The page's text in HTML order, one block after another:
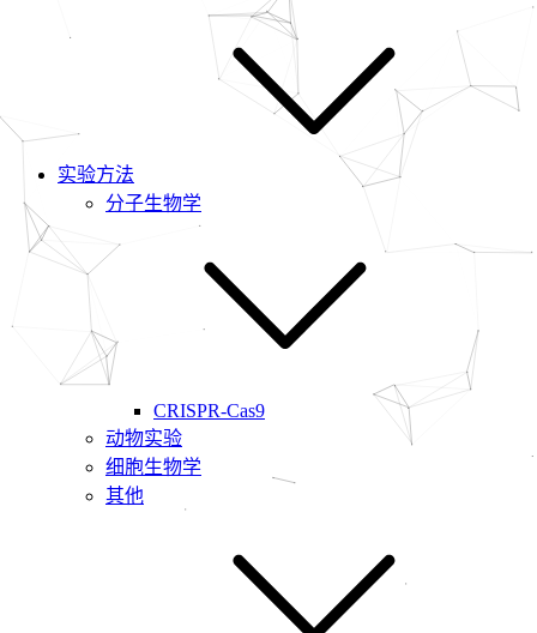
实验方法
分子生物学
CRISPR-Cas9
动物实验
细胞生物学
其他